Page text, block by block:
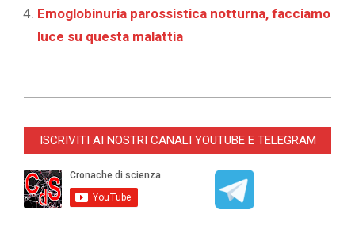
Emoglobinuria parossistica notturna, facciamo
luce su questa malattia
03-
ISCRIVITI AI NOSTRI CANALI YOUTUBE E TELEGRAM